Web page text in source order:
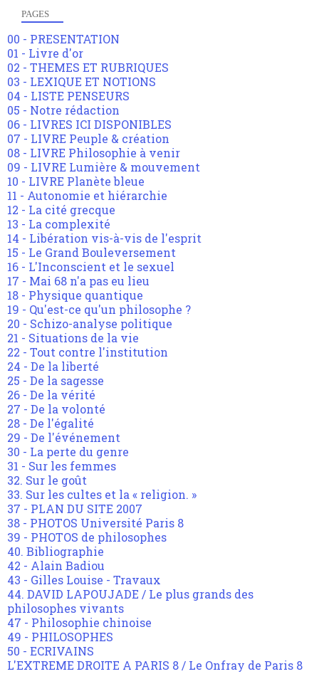
PAGES
00 - PRESENTATION
01 - Livre d'or
02 - THEMES ET RUBRIQUES
03 - LEXIQUE ET NOTIONS
04 - LISTE PENSEURS
05 - Notre rédaction
06 - LIVRES ICI DISPONIBLES
07 - LIVRE Peuple & création
08 - LIVRE Philosophie à venir
09 - LIVRE Lumière & mouvement
10 - LIVRE Planète bleue
11 - Autonomie et hiérarchie
12 - La cité grecque
13 - La complexité
14 - Libération vis-à-vis de l'esprit
15 - Le Grand Bouleversement
16 - L'Inconscient et le sexuel
17 - Mai 68 n'a pas eu lieu
18 - Physique quantique
19 - Qu'est-ce qu'un philosophe ?
20 - Schizo-analyse politique
21 - Situations de la vie
22 - Tout contre l'institution
24 - De la liberté
25 - De la sagesse
26 - De la vérité
27 - De la volonté
28 - De l'égalité
29 - De l'événement
30 - La perte du genre
31 - Sur les femmes
32. Sur le goût
33. Sur les cultes et la « religion. »
37 - PLAN DU SITE 2007
38 - PHOTOS Université Paris 8
39 - PHOTOS de philosophes
40. Bibliographie
42 - Alain Badiou
43 - Gilles Louise - Travaux
44. DAVID LAPOUJADE / Le plus grands des
philosophes vivants
47 - Philosophie chinoise
49 - PHILOSOPHES
50 - ECRIVAINS
L'EXTREME DROITE A PARIS 8 / Le Onfray de Paris 8